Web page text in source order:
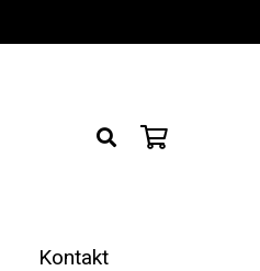
Kontakt